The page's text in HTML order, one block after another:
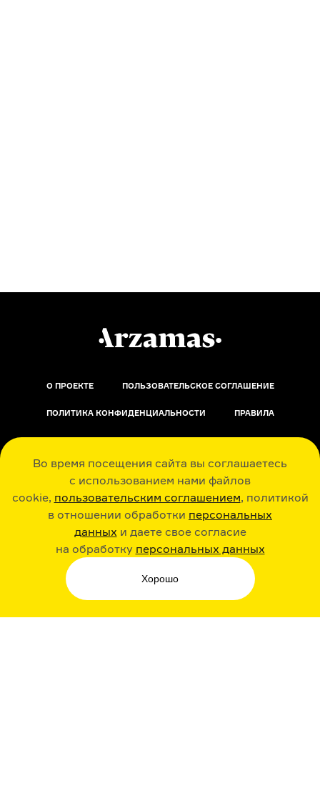
Во время посещения сайта вы соглашаетесь
с использованием нами файлов
cookie, пользовательским соглашением, политикой
в отношении обработки персональных
данных и даете свое согласие
на обработку персональных данных
Хорошо
О ПРОЕКТЕ ПОЛЬЗОВАТЕЛЬСКОЕ СОГЛАШЕНИЕ
ПОЛИТИКА КОНФИДЕНЦИАЛЬНОСТИ ПРАВИЛА
ОБРАТНАЯ СВЯЗЬ
РАДИО ARZAMAS ГУСЬГУСЬ
СТИКЕРЫ ARZAMAS